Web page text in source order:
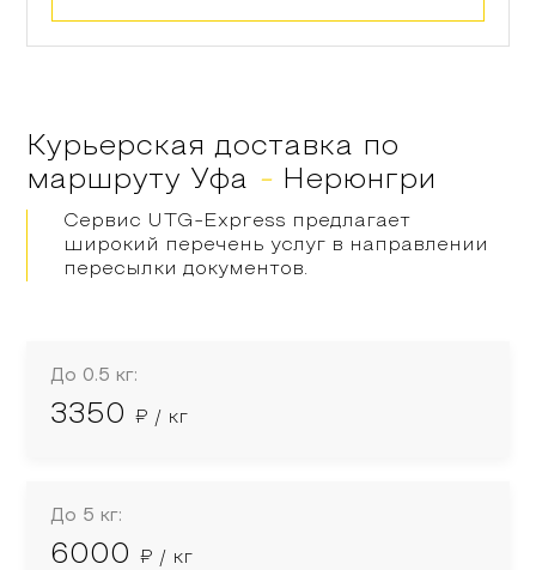
Курьерская доставка по
маршруту Уфа - Нерюнгри
Сервис UTG-Express предлагает
широкий перечень услуг в направлении
пересылки документов.
До 0.5 кг:
3350 ₽ / кг
До 5 кг:
6000 ₽ / кг